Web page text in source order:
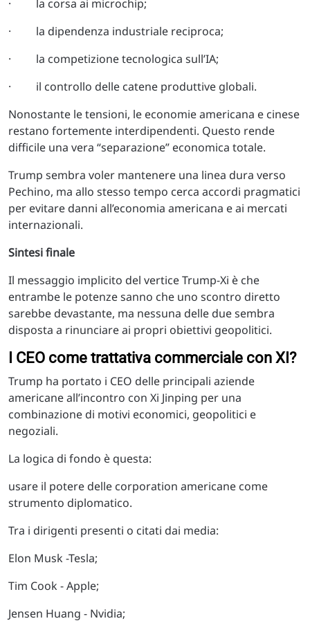
· la corsa ai microchip;
· la dipendenza industriale reciproca;
· la competizione tecnologica sull’IA;
· il controllo delle catene produttive globali.
Nonostante le tensioni, le economie americana e cinese
restano fortemente interdipendenti. Questo rende
difficile una vera “separazione” economica totale.
Trump sembra voler mantenere una linea dura verso
Pechino, ma allo stesso tempo cerca accordi pragmatici
per evitare danni all’economia americana e ai mercati
internazionali.
Sintesi finale
Il messaggio implicito del vertice Trump-Xi è che
entrambe le potenze sanno che uno scontro diretto
sarebbe devastante, ma nessuna delle due sembra
disposta a rinunciare ai propri obiettivi geopolitici.
I CEO come trattativa commerciale con XI?
Trump ha portato i CEO delle principali aziende
americane all’incontro con Xi Jinping per una
combinazione di motivi economici, geopolitici e
negoziali.
La logica di fondo è questa:
usare il potere delle corporation americane come
strumento diplomatico.
Tra i dirigenti presenti o citati dai media:
Elon Musk -Tesla;
Tim Cook - Apple;
Jensen Huang - Nvidia;